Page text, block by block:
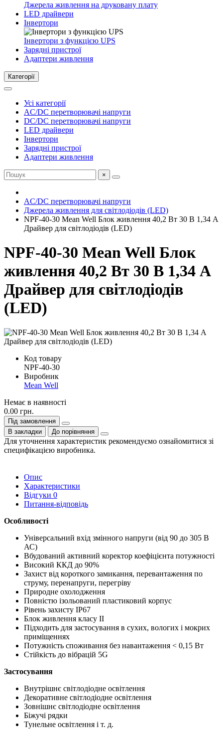
Джерела живлення на друковану плату
LED драйвери
Інвертори
Інвертори з функцією UPS
Зарядні пристрої
Адаптери живлення
Категорії
Усі категорії
AC/DC перетворювачі напруги
DC/DC перетворювачі напруги
LED драйвери
Інвертори
Зарядні пристрої
Адаптери живлення
×
AC/DC перетворювачі напруги
Джерела живлення для світлодіодів (LED)
NPF-40-30 Mean Well Блок живлення 40,2 Вт 30 В 1,34 А
Драйвер для світлодіодів (LED)
NPF-40-30 Mean Well Блок
живлення 40,2 Вт 30 В 1,34 А
Драйвер для світлодіодів
(LED)
Код товару
NPF-40-30
Виробник
Mean Well
Немає в наявності
0.00 грн.
Під замовлення
В закладки
До порівняння
Для уточнення характеристик рекомендуємо ознайомитися зі
специфікацією виробника.
Опис
Характеристики
Відгуки 0
Питання-відповідь
Особливості
Універсальний вхід змінного напруги (від 90 до 305 В
АС)
Вбудований активний коректор коефіцієнта потужності
Високий ККД до 90%
Захист від короткого замикання, перевантаження по
струму, перенапруги, перегріву
Природне охолодження
Повністю ізольований пластиковий корпус
Рівень захисту IP67
Блок живлення класу ІІ
Підходить для застосування в сухих, вологих і мокрих
приміщеннях
Потужність споживання без навантаження < 0,15 Вт
Стійкість до вібрацій 5G
Застосування
Внутрішнє світлодіодне освітлення
Декоративне світлодіодне освітлення
Зовнішнє світлодіодне освітлення
Біжучі рядки
Тунельне освітлення і т. д.